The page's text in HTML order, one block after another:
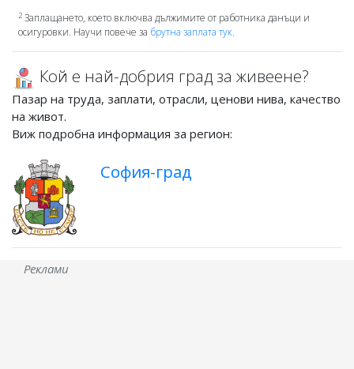
2Заплащането, което включва дължимите от работника данъци и
осигуровки. Научи повече за брутна заплата тук.
Кой е най-добрия град за живеене?
Пазар на труда, заплати, отрасли, ценови нива, качество
на живот.
Виж подробна информация за регион:
София-град
Реклами